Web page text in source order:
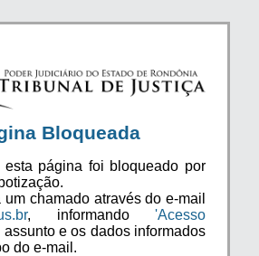
Bloqueada
página foi bloqueado por
um chamado através do e-mail
, informando 'Acesso
assunto e os dados informados
do e-mail.